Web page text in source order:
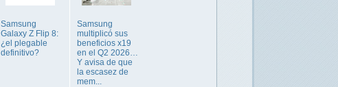
Samsung
Galaxy Z Flip 8:
¿el plegable
definitivo?
Samsung
multiplicó sus
beneficios x19
en el Q2 2026…
Y avisa de que
la escasez de
mem...